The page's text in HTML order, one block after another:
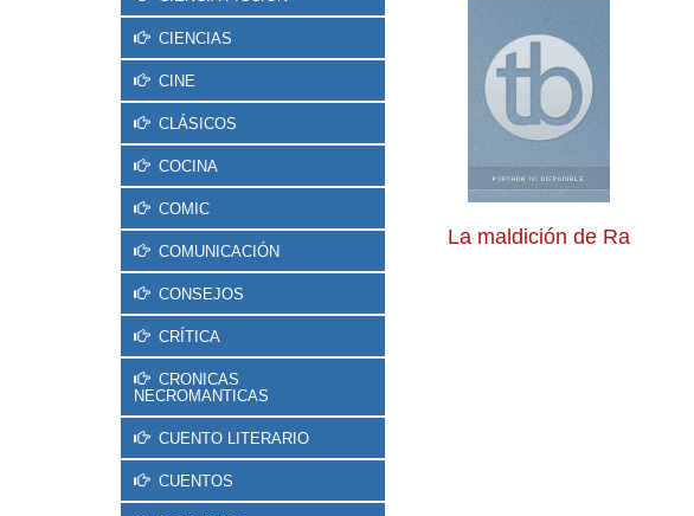
CIENCIAS
CINE
CLÁSICOS
COCINA
COMIC
COMUNICACIÓN
CONSEJOS
CRÍTICA
CRONICAS
NECROMANTICAS
CUENTO LITERARIO
CUENTOS
La maldición de Ra